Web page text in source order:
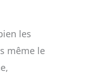
les
même le